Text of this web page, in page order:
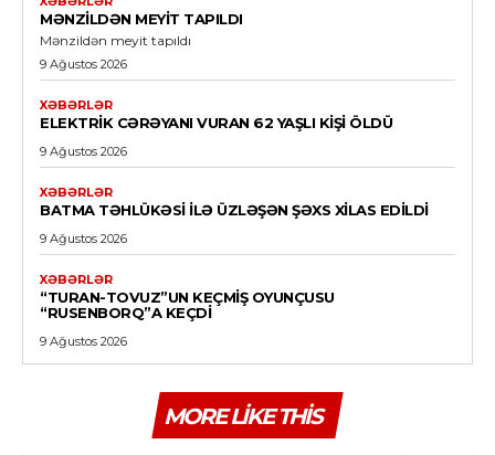
MƏNZILDƏN MEYIT TAPILDI
Mənzildən meyit tapıldı
9 Ağustos 2026
XƏBƏRLƏR
ELEKTRIK CƏRƏYANI VURAN 62 YAŞLI KIŞI ÖLDÜ
9 Ağustos 2026
XƏBƏRLƏR
BATMA TƏHLÜKƏSI ILƏ ÜZLƏŞƏN ŞƏXS XILAS EDILDI
9 Ağustos 2026
XƏBƏRLƏR
“TURAN-TOVUZ”UN KEÇMIŞ OYUNÇUSU
“RUSENBORQ”A KEÇDI
9 Ağustos 2026
MORE LIKE THIS